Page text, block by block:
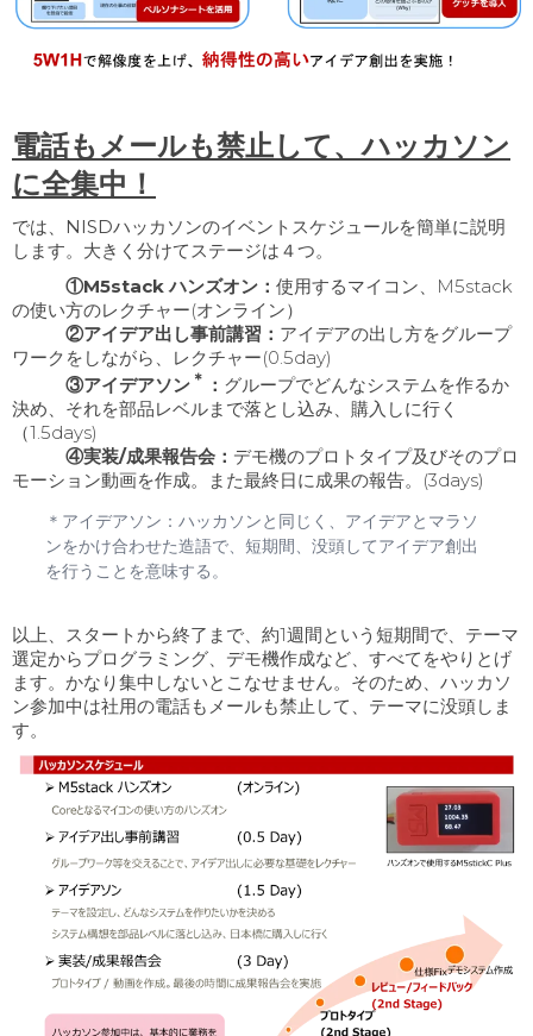
電話もメールも禁止して、ハッカソン
に全集中！
では、 NISDハッカソンのイベントスケジュールを簡単に説明
します。大きく分けてステージは４つ。
①M5stack ハンズオン： 使用するマイコン、M5stack
の使い方のレクチャー(オンライン）
②アイデア出し事前講習： アイデアの出し方をグループ
ワークをしながら、レクチャー(0.5day)
③アイデアソン ＊ ： グループでどんなシステムを作るか
決め、それを部品レベルまで落とし込み、購入しに行く
（1.5days)
④実装/成果報告会： デモ機のプロトタイプ及びそのプロ
モーション動画を作成。また最終日に成果の報告。(3days)
＊アイデアソン：ハッカソンと同じく、アイデアとマラソ
ンをかけ合わせた造語で、短期間、没頭してアイデア創出
を行うことを意味する。
以上、スタートから終了まで、約1週間という短期間で、テーマ
選定からプログラミング、デモ機作成など、すべてをやりとげ
ます。かなり集中しないとこなせません。そのため、ハッカソ
ン参加中は社用の電話もメールも禁止して、テーマに没頭しま
す。